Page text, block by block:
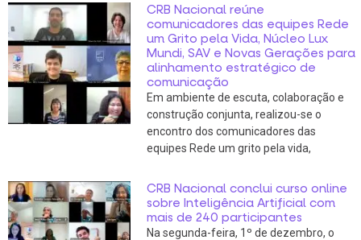
CRB Nacional reúne
comunicadores das equipes Rede
um Grito pela Vida, Núcleo Lux
Mundi, SAV e Novas Gerações para
alinhamento estratégico de
comunicação
Em ambiente de escuta, colaboração e
construção conjunta, realizou-se o
encontro dos comunicadores das
equipes Rede um grito pela vida,
CRB Nacional conclui curso online
sobre Inteligência Artificial com
mais de 240 participantes
Na segunda-feira, 1º de dezembro, o